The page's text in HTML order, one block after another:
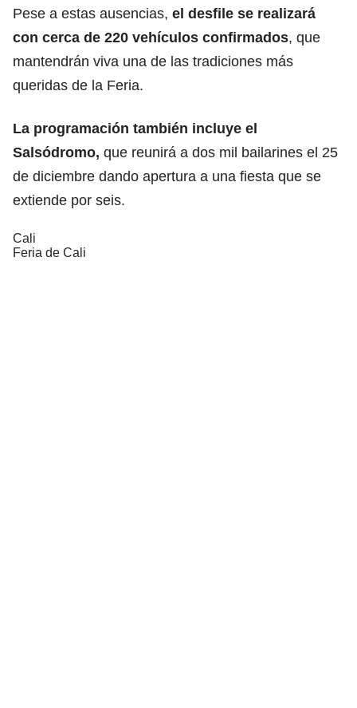
Pese a estas ausencias, el desfile se realizará
con cerca de 220 vehículos confirmados, que
mantendrán viva una de las tradiciones más
queridas de la Feria.
La programación también incluye el
Salsódromo, que reunirá a dos mil bailarines el 25
de diciembre dando apertura a una fiesta que se
extiende por seis.
Cali
Feria de Cali